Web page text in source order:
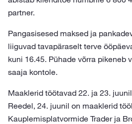
partner.
Pangasisesed maksed ja
liiguvad tavapäraselt terve
kuni 16.45. Pühade võrra pikeneb
saaja kontole.
Maaklerid töötavad 22. ja 23.
Reedel, 24. juunil on maaklerid
Kauplemisplatvormide Trader ja